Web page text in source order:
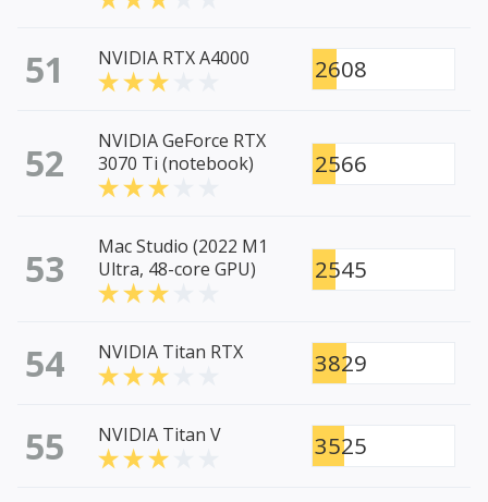
51 NVIDIA RTX A4000 2608
52
NVIDIA GeForce RTX
3070 Ti (notebook)
2566
53
Mac Studio (2022 M1
Ultra, 48-core GPU)
2545
54 NVIDIA Titan RTX 3829
55 NVIDIA Titan V 3525